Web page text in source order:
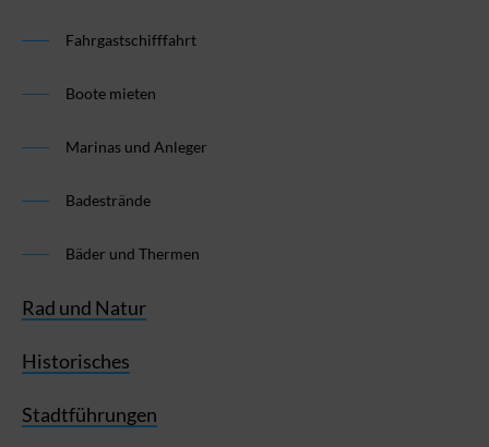
Fahrgastschifffahrt
Boote mieten
Marinas und Anleger
Badestrände
Bäder und Thermen
Rad und Natur
Historisches
Stadtführungen